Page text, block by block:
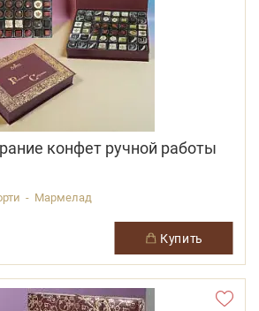
конфет ручной работы
- Мармелад
купить